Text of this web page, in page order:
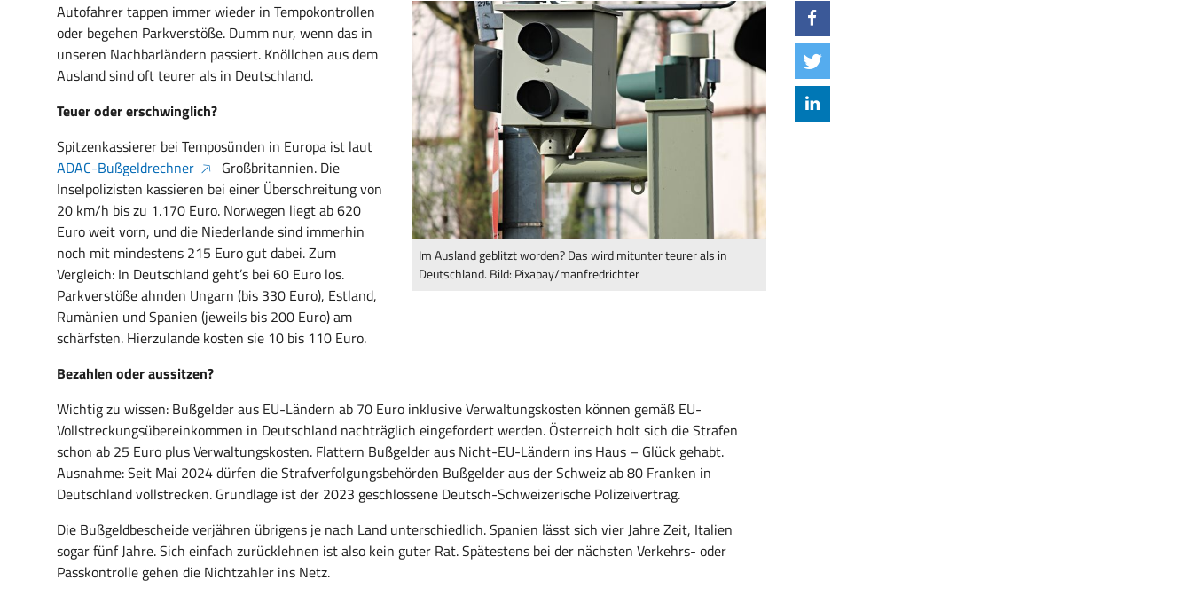
Im Ausland geblitzt worden? Das wird mitunter teurer als in
Deutschland. Bild: Pixabay/manfredrichter
Autofahrer tappen immer wieder in Tempokontrollen
oder begehen Parkverstöße. Dumm nur, wenn das in
unseren Nachbarländern passiert. Knöllchen aus dem
Ausland sind oft teurer als in Deutschland.
Teuer oder erschwinglich?
Spitzenkassierer bei Temposünden in Europa ist laut
ADAC-Bußgeldrechner
Großbritannien. Die
Inselpolizisten kassieren bei einer Überschreitung von
20 km/h bis zu 1.170 Euro. Norwegen liegt ab 620
Euro weit vorn, und die Niederlande sind immerhin
noch mit mindestens 215 Euro gut dabei. Zum
Vergleich: In Deutschland geht’s bei 60 Euro los.
Parkverstöße ahnden Ungarn (bis 330 Euro), Estland,
Rumänien und Spanien (jeweils bis 200 Euro) am
schärfsten. Hierzulande kosten sie 10 bis 110 Euro.
Bezahlen oder aussitzen?
Wichtig zu wissen: Bußgelder aus EU-Ländern ab 70 Euro inklusive Verwaltungskosten können gemäß EU-
Vollstreckungsübereinkommen in Deutschland nachträglich eingefordert werden. Österreich holt sich die Strafen
schon ab 25 Euro plus Verwaltungskosten. Flattern Bußgelder aus Nicht-EU-Ländern ins Haus – Glück gehabt.
Ausnahme: Seit Mai 2024 dürfen die Strafverfolgungsbehörden Bußgelder aus der Schweiz ab 80 Franken in
Deutschland vollstrecken. Grundlage ist der 2023 geschlossene Deutsch-Schweizerische Polizeivertrag.
Die Bußgeldbescheide verjähren übrigens je nach Land unterschiedlich. Spanien lässt sich vier Jahre Zeit, Italien
sogar fünf Jahre. Sich einfach zurücklehnen ist also kein guter Rat. Spätestens bei der nächsten Verkehrs- oder
Passkontrolle gehen die Nichtzahler ins Netz.